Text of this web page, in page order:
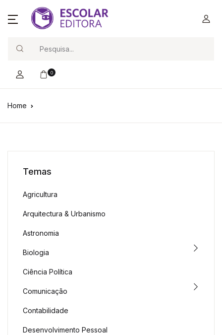
0
Home
Temas
Agricultura
Arquitectura & Urbanismo
Astronomia
Biologia
Ciência Política
Comunicação
Contabilidade
Desenvolvimento Pessoal